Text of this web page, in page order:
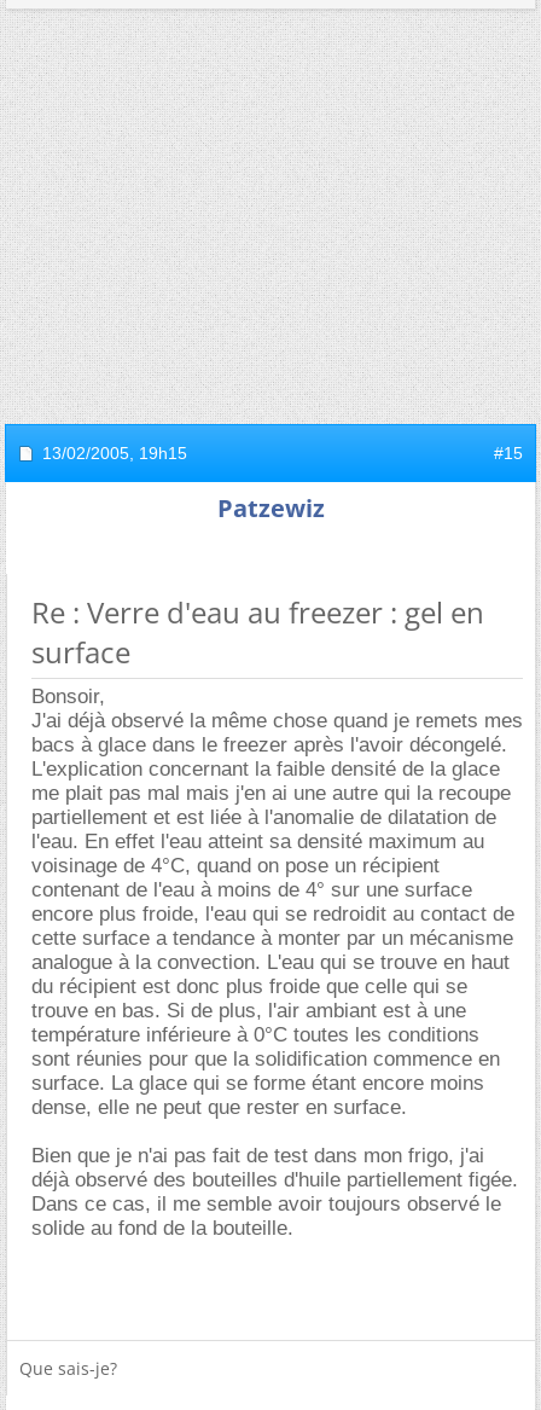
13/02/2005, 19h15 #15
Patzewiz
Re : Verre d'eau au freezer : gel en
surface
Bonsoir,
J'ai déjà observé la même chose quand je remets mes
bacs à glace dans le freezer après l'avoir décongelé.
L'explication concernant la faible densité de la glace
me plait pas mal mais j'en ai une autre qui la recoupe
partiellement et est liée à l'anomalie de dilatation de
l'eau. En effet l'eau atteint sa densité maximum au
voisinage de 4°C, quand on pose un récipient
contenant de l'eau à moins de 4° sur une surface
encore plus froide, l'eau qui se redroidit au contact de
cette surface a tendance à monter par un mécanisme
analogue à la convection. L'eau qui se trouve en haut
du récipient est donc plus froide que celle qui se
trouve en bas. Si de plus, l'air ambiant est à une
température inférieure à 0°C toutes les conditions
sont réunies pour que la solidification commence en
surface. La glace qui se forme étant encore moins
dense, elle ne peut que rester en surface.
Bien que je n'ai pas fait de test dans mon frigo, j'ai
déjà observé des bouteilles d'huile partiellement figée.
Dans ce cas, il me semble avoir toujours observé le
solide au fond de la bouteille.
Que sais-je?